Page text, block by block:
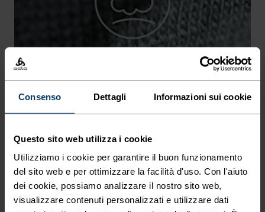
Consenso Dettagli Informazioni sui cookie
Questo sito web utilizza i cookie
Utilizziamo i cookie per garantire il buon funzionamento
del sito web e per ottimizzare la facilità d'uso. Con l'aiuto
dei cookie, possiamo analizzare il nostro sito web,
visualizzare contenuti personalizzati e utilizzare dati
-20°
-25°
-30°
-20°
-25°
-30°
PREVENZIONE DELL'IRRITAZIONE
Costruiti con cura per ridurre l'attrito che causa